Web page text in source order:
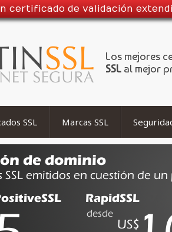
certificado de validación
Los mejores
SSL al mejor
SSL Marcas SSL